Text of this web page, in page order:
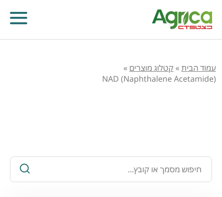
עמוד הבית»קטלוג מוצרים »
NAD (Naphthalene Acetamide)